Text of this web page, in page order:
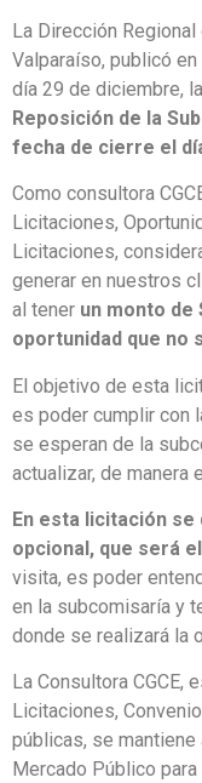
La Dirección
Valparaíso, publicó
día 29 de diciembre,
Reposición de la
fecha de cierre el
Como consultora
Licitaciones,
Licitaciones,
generar en nuestros
al tener un monto de
oportunidad que no
El objetivo de esta
es poder cumplir con
se esperan de la
actualizar, de manera
En esta licitación
opcional, que será
visita, es poder
en la subcomisaría y
donde se realizará la
La Consultora
Licitaciones,
públicas, se
Mercado Público